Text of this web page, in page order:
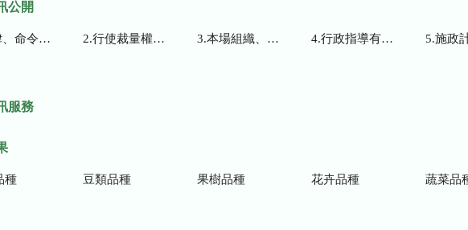
公開
、法規命令 2.行使裁量權而訂頒之解釋性規定及裁量基準 3.本場組織、職掌及聯絡資訊 4.行政指導有關文書 5.施政計畫、業務統
服務
種 豆類品種 果樹品種 花卉品種 蔬菜品